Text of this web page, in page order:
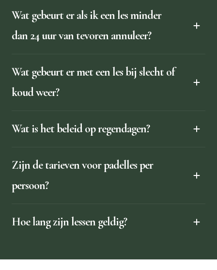
Wat gebeurt er als ik een les minder
dan 24 uur van tevoren annuleer?
Wat gebeurt er met een les bij slecht of
koud weer?
Wat is het beleid op regendagen?
Zijn de tarieven voor padelles per
persoon?
Hoe lang zijn lessen geldig?